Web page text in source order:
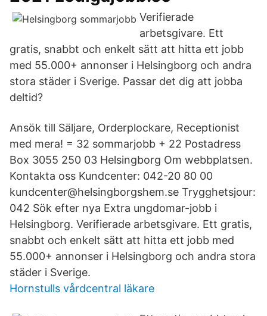
Verifierade
arbetsgivare. Ett
gratis, snabbt och enkelt sätt att hitta ett jobb
med 55.000+ annonser i Helsingborg och andra
stora städer i Sverige. Passar det dig att jobba
deltid?
Ansök till Säljare, Orderplockare, Receptionist
med mera! = 32 sommarjobb + 22 Postadress
Box 3055 250 03 Helsingborg Om webbplatsen.
Kontakta oss Kundcenter: 042-20 80 00
kundcenter@helsingborgshem.se Trygghetsjour:
042 Sök efter nya Extra ungdomar-jobb i
Helsingborg. Verifierade arbetsgivare. Ett gratis,
snabbt och enkelt sätt att hitta ett jobb med
55.000+ annonser i Helsingborg och andra stora
städer i Sverige.
Hornstulls vårdcentral läkare